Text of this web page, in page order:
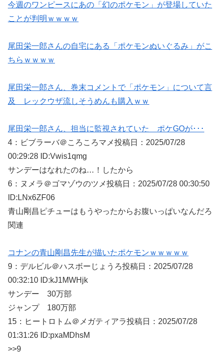
今週のワンピースにあの「幻のポケモン」が登場していた
ことが判明ｗｗｗｗ
尾田栄一郎さんの自宅にある「ポケモンぬいぐるみ」がこ
ちらｗｗｗｗ
尾田栄一郎さん、巻末コメントで「ポケモン」について言
及 レックウザ流しそうめんも購入ｗｗ
尾田栄一郎さん、担当に監視されていた ポケGOが･･･
4： ビブラーバ＠ころころマメ投稿日：2025/07/28
00:29:28 ID:Vwis1qmg
サンデーはなれたのね…！したから
6： ヌメラ＠ゴマゾウのツメ投稿日：2025/07/28 00:30:50
ID:LNx6ZF06
青山剛昌ピチューはもうやったからお腹いっぱいなんだろ
関連
コナンの青山剛昌先生が描いたポケモンｗｗｗｗｗ
9： デルビル＠ハスボーじょうろ投稿日：2025/07/28
00:32:10 ID:kJ1MWHjk
サンデー 30万部
ジャンプ 180万部
15： ヒートロトム＠メガティアラ投稿日：2025/07/28
01:31:26 ID:pxaMDhsM
>>9